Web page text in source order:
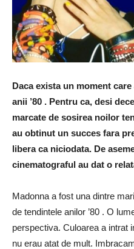
Daca exista un moment
anii ’80 . Pentru ca, desi
marcate de sosirea noilor
au obtinut un succes fara
libera ca niciodata. De
cinematograful au dat o
Madonna a fost una dintre
de tendintele anilor ’80 . O
perspectiva. Culoarea a intrat
nu erau atat de mult.